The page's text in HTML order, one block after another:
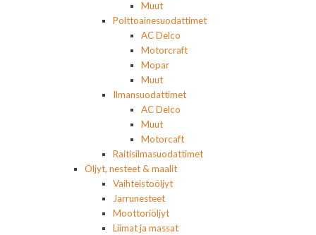
Muut
Polttoainesuodattimet
AC Delco
Motorcraft
Mopar
Muut
Ilmansuodattimet
AC Delco
Muut
Motorcaft
Raitisilmasuodattimet
Öljyt, nesteet & maalit
Vaihteistoöljyt
Jarrunesteet
Moottoriöljyt
Liimat ja massat